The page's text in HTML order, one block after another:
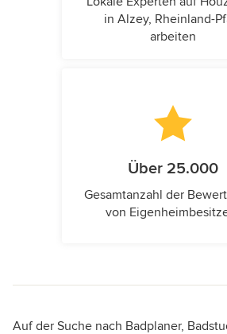
in Alzey, Rheinland-
arbeiten
Über 25.000
Gesamtanzahl der
von
Auf der Suche nach Badplaner,